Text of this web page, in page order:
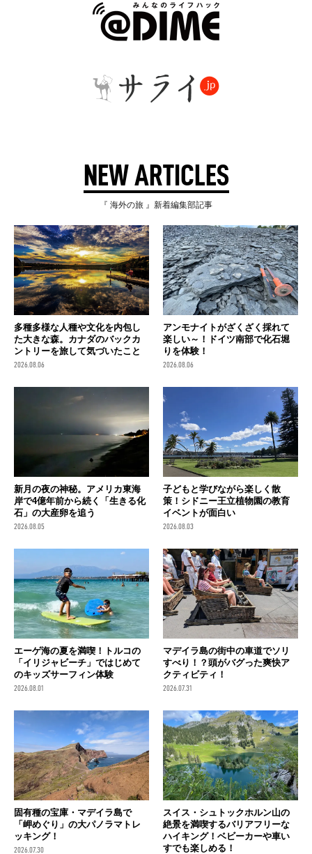
NEW ARTICLES
『 海外の旅 』新着編集部記事
多種多様な人種や文化を内包し
た大きな森。カナダのバックカ
ントリーを旅して気づいたこと
2026.08.06
アンモナイトがざくざく採れて
楽しい～！ドイツ南部で化石堀
りを体験！
2026.08.06
新月の夜の神秘。アメリカ東海
岸で4億年前から続く「生きる化
石」の大産卵を追う
2026.08.05
子どもと学びながら楽しく散
策！シドニー王立植物園の教育
イベントが面白い
2026.08.03
エーゲ海の夏を満喫！トルコの
「イリジャビーチ」ではじめて
のキッズサーフィン体験
2026.08.01
マデイラ島の街中の車道でソリ
すべり！？頭がバグった爽快ア
クティビティ！
2026.07.31
固有種の宝庫・マデイラ島で
「岬めぐり」の大パノラマトレ
ッキング！
2026.07.30
スイス・シュトックホルン山の
絶景を満喫するバリアフリーな
ハイキング！ベビーカーや車い
すでも楽しめる！